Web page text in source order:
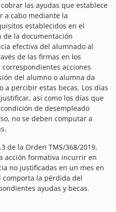
las ayudas que establece
a cabo mediante la
establecidos en el
de la documentación
efectiva del alumnado al
de las firmas en los
acciones
del alumno o alumna da
percibir estas becas. Los días
así como los días que
de desempleado
no se deben computar a
de la Orden TMS/368/2019,
acción formativa incurrir en
no justificadas en un mes en
comporta la pérdida del
ayudas y becas.